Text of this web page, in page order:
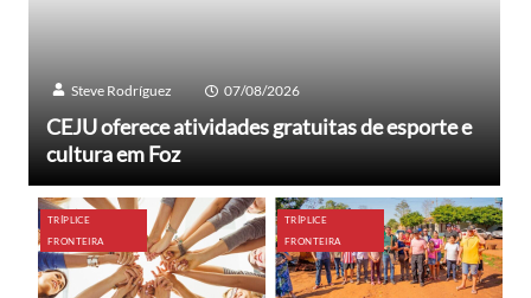
Steve Rodríguez 07/08/2026
CEJU oferece atividades gratuitas de esporte e
cultura em Foz
TRÍPLICE
FRONTEIRA
TRÍPLICE
FRONTEIRA